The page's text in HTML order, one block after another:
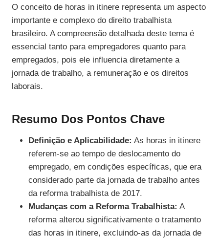
O conceito de horas in itinere representa um aspecto
importante e complexo do direito trabalhista
brasileiro. A compreensão detalhada deste tema é
essencial tanto para empregadores quanto para
empregados, pois ele influencia diretamente a
jornada de trabalho, a remuneração e os direitos
laborais.
Resumo Dos Pontos Chave
Definição e Aplicabilidade: As horas in itinere
referem-se ao tempo de deslocamento do
empregado, em condições específicas, que era
considerado parte da jornada de trabalho antes
da reforma trabalhista de 2017.
Mudanças com a Reforma Trabalhista: A
reforma alterou significativamente o tratamento
das horas in itinere, excluindo-as da jornada de